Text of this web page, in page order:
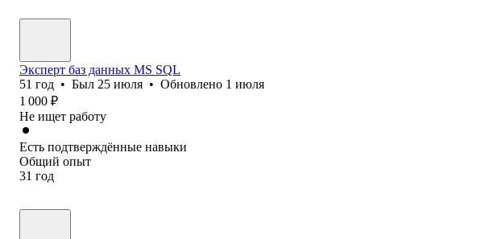
Эксперт баз данных MS SQL
51 год • Был 25 июля • Обновлено 1 июля
1 000 ₽
Не ищет работу
Есть подтверждённые навыки
Общий опыт
31 год